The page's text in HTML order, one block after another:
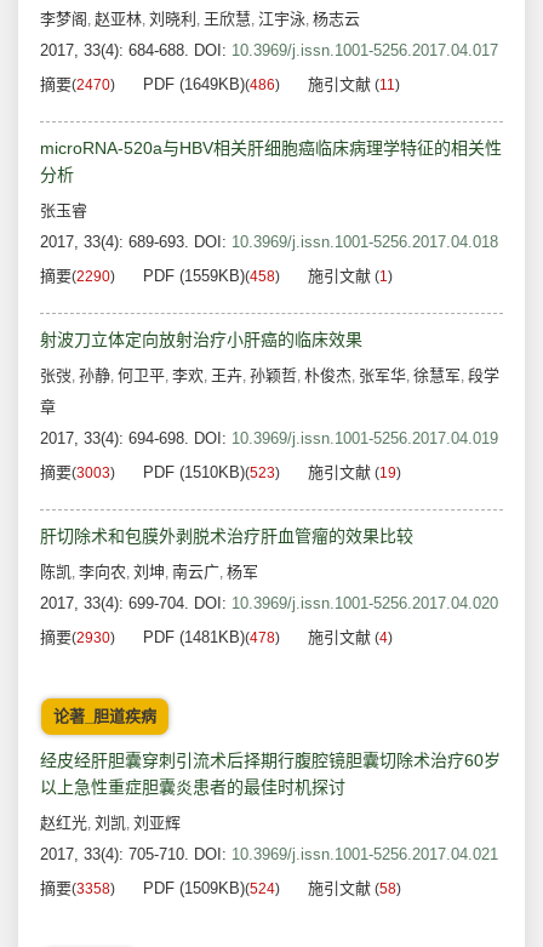
李梦阁 , 赵亚林, 刘晓利 , 王欣慧, 江宇泳, 杨志云
2017, 33(4): 684-688. DOI: 10.3969/j.issn.1001-5256.2017.04.017
摘要(2470) PDF (1649KB)(486) 施引文献 (11)
microRNA-520a与HBV相关肝细胞癌临床病理学特征的相关性
分析
张玉睿
2017, 33(4): 689-693. DOI: 10.3969/j.issn.1001-5256.2017.04.018
摘要(2290) PDF (1559KB)(458) 施引文献 (1)
射波刀立体定向放射治疗小肝癌的临床效果
张弢, 孙静, 何卫平, 李欢, 王卉, 孙颖哲, 朴俊杰, 张军华, 徐慧军, 段学
章
2017, 33(4): 694-698. DOI: 10.3969/j.issn.1001-5256.2017.04.019
摘要(3003) PDF (1510KB)(523) 施引文献 (19)
肝切除术和包膜外剥脱术治疗肝血管瘤的效果比较
陈凯, 李向农, 刘坤, 南云广, 杨军
2017, 33(4): 699-704. DOI: 10.3969/j.issn.1001-5256.2017.04.020
摘要(2930) PDF (1481KB)(478) 施引文献 (4)
论著_胆道疾病
经皮经肝胆囊穿刺引流术后择期行腹腔镜胆囊切除术治疗60岁
以上急性重症胆囊炎患者的最佳时机探讨
赵红光, 刘凯, 刘亚辉
2017, 33(4): 705-710. DOI: 10.3969/j.issn.1001-5256.2017.04.021
摘要(3358) PDF (1509KB)(524) 施引文献 (58)